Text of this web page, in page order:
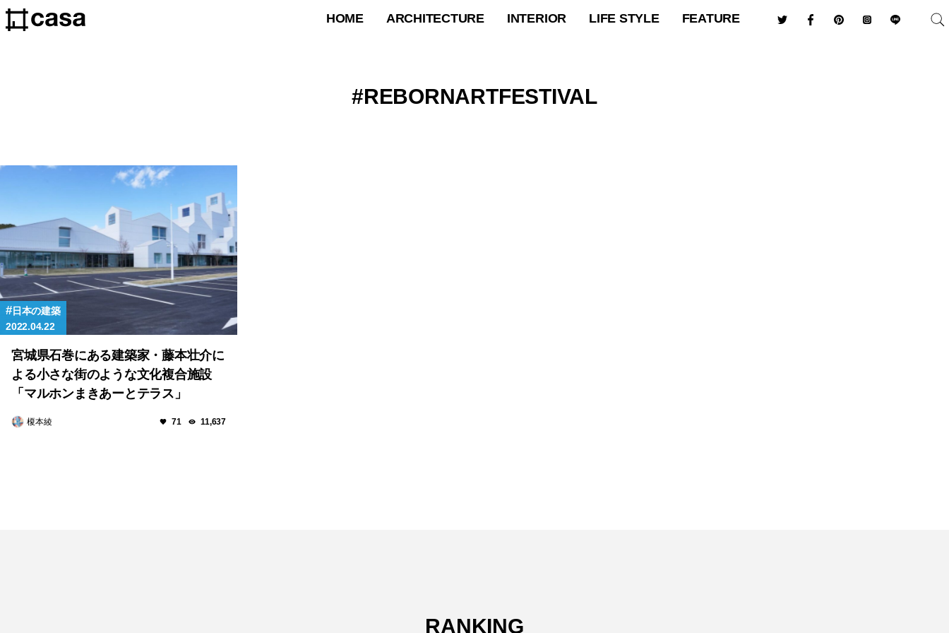
HOME ARCHITECTURE INTERIOR LIFE STYLE FEATURE
REBORNARTFESTIVAL
日本の建築
2022.04.22
宮城県石巻にある建築家・藤本壮介に
よる小さな街のような文化複合施設
「マルホンまきあーとテラス」
榎本綾 71 11,637
RANKING